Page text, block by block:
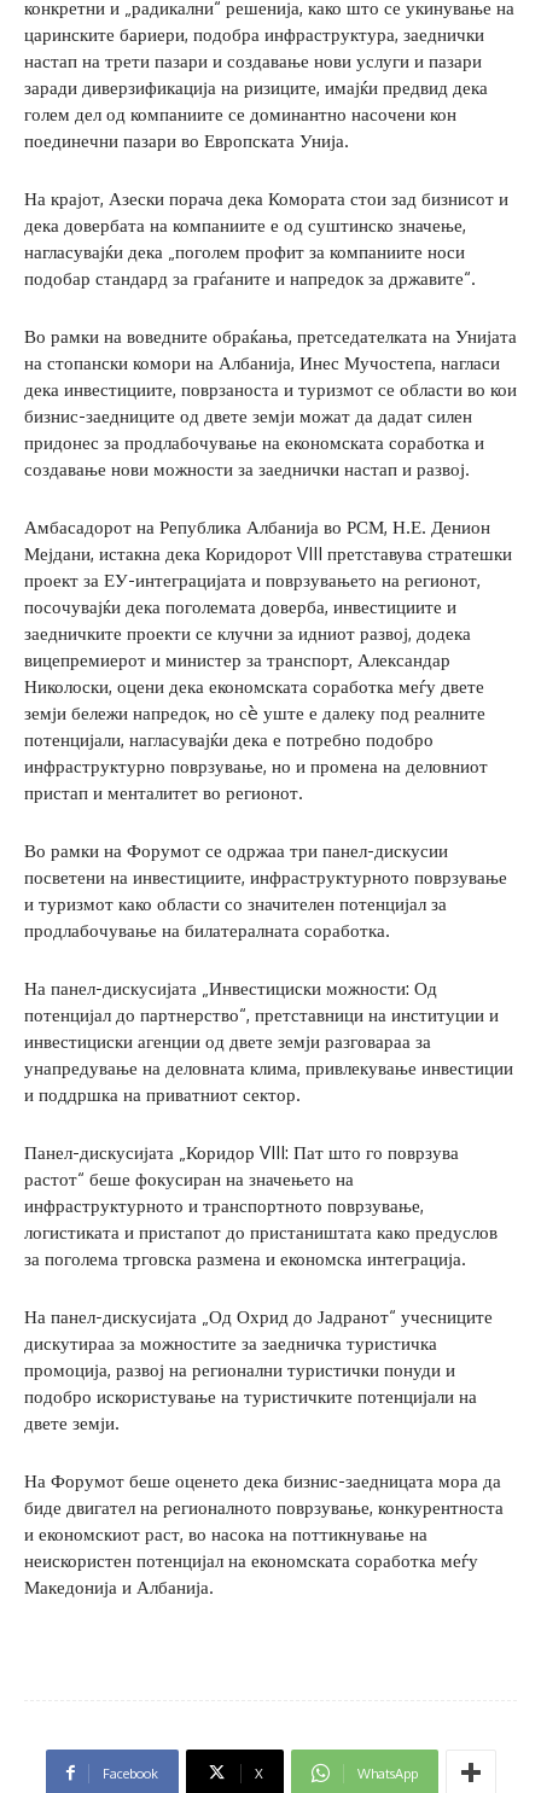
конкретни и „радикални“ решенија, како што се укинување на
царинските бариери, подобра инфраструктура, заеднички
настап на трети пазари и создавање нови услуги и пазари
заради диверзификација на ризиците, имајќи предвид дека
голем дел од компаниите се доминантно насочени кон
поединечни пазари во Европската Унија.
На крајот, Азески порача дека Комората стои зад бизнисот и
дека довербата на компаниите е од суштинско значење,
нагласувајќи дека „поголем профит за компаниите носи
подобар стандард за граѓаните и напредок за државите“.
Во рамки на воведните обраќања, претседателката на Унијата
на стопански комори на Албанија, Инес Мучостепа, нагласи
дека инвестициите, поврзаноста и туризмот се области во кои
бизнис-заедниците од двете земји можат да дадат силен
придонес за продлабочување на економската соработка и
создавање нови можности за заеднички настап и развој.
Амбасадорот на Република Албанија во РСМ, Н.Е. Денион
Мејдани, истакна дека Коридорот VIII претставува стратешки
проект за ЕУ-интеграцијата и поврзувањето на регионот,
посочувајќи дека поголемата доверба, инвестициите и
заедничките проекти се клучни за идниот развој, додека
вицепремиерот и министер за транспорт, Александар
Николоски, оцени дека економската соработка меѓу двете
земји бележи напредок, но сè уште е далеку под реалните
потенцијали, нагласувајќи дека е потребно подобро
инфраструктурно поврзување, но и промена на деловниот
пристап и менталитет во регионот.
Во рамки на Форумот се одржаа три панел-дискусии
посветени на инвестициите, инфраструктурното поврзување
и туризмот како области со значителен потенцијал за
продлабочување на билатералната соработка.
На панел-дискусијата „Инвестициски можности: Од
потенцијал до партнерство“, претставници на институции и
инвестициски агенции од двете земји разговараа за
унапредување на деловната клима, привлекување инвестиции
и поддршка на приватниот сектор.
Панел-дискусијата „Коридор VIII: Пат што го поврзува
растот“ беше фокусиран на значењето на
инфраструктурното и транспортното поврзување,
логистиката и пристапот до пристаништата како предуслов
за поголема трговска размена и економска интеграција.
На панел-дискусијата „Од Охрид до Јадранот“ учесниците
дискутираа за можностите за заедничка туристичка
промоција, развој на регионални туристички понуди и
подобро искористување на туристичките потенцијали на
двете земји.
На Форумот беше оценето дека бизнис-заедницата мора да
биде двигател на регионалното поврзување, конкурентноста
и економскиот раст, во насока на поттикнување на
неискористен потенцијал на економската соработка меѓу
Македонија и Албанија.
Facebook X WhatsApp